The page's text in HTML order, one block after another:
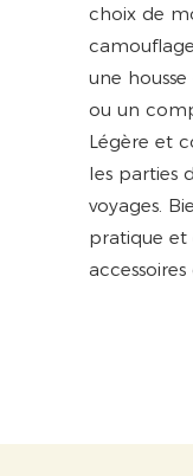
choix de
une
ou un
Légère et
les parties
voyages.
pratique